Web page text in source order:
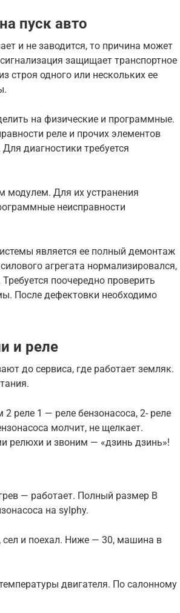
пуск авто
и не заводится, то причина может
защищает транспортное
строя одного или нескольких ее
на физические и программные.
реле и прочих элементов
диагностики требуется
Для их устранения
неисправности
является ее полный демонтаж
агрегата нормализировался,
поочередно проверить
После дефектовки необходимо
и реле
до сервиса, где работает земляк.
реле 1 — реле бензонасоса, 2- реле
молчит, не щелкает.
релюхи и звоним — «дзинь дзинь»!
— работает. Полный размер В
на sylphy.
и поехал. Ниже — 30, машина в
двигателя. По салонному